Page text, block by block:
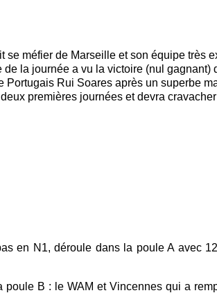
méfier de Marseille et son équipe très
la journée a vu la victoire (nul
Rui Soares après un superbe
premières journées et devra
en N1, déroule dans la poule A avec
B : le WAM et Vincennes qui a